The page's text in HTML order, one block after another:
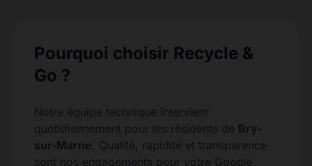
Pourquoi choisir Recycle &
Go ?
Notre équipe technique intervient
quotidiennement pour les résidents de Bry-
sur-Marne. Qualité, rapidité et transparence
sont nos engagements pour votre Google